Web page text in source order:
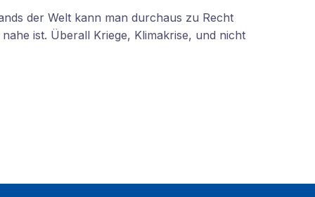
der Welt kann man durchaus zu Recht
ist. Überall Kriege, Klimakrise, und nicht